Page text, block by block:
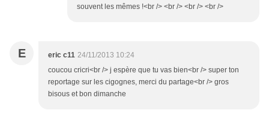
souvent les mêmes !<br /> <br /> <br /> <br />
E eric c11 24/11/2013 10:24
coucou cricri<br /> j espère que tu vas bien<br /> super ton
reportage sur les cigognes, merci du partage<br /> gros
bisous et bon dimanche